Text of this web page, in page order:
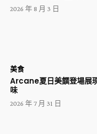
2026 年 8 月 3 日
美食
Arcane夏日美饌登場展
味
2026 年 7 月 31 日